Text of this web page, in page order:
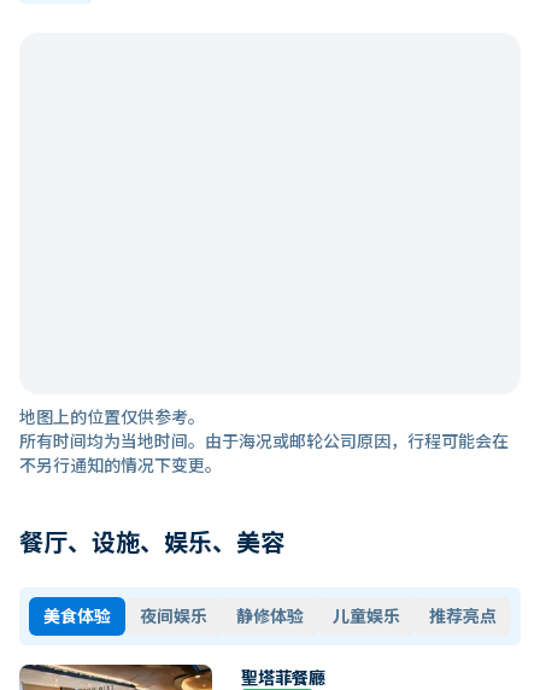
地图上的位置仅供参考。
所有时间均为当地时间。由于海况或邮轮公司原因，行程可能会在
不另行通知的情况下变更。
餐厅、设施、娱乐、美容
美食体验 夜间娱乐 静修体验 儿童娱乐 推荐亮点
聖塔菲餐廳